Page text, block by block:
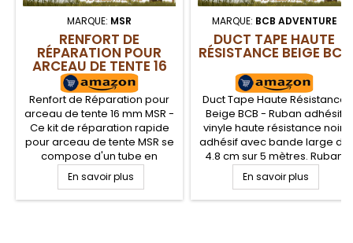
MARQUE: MSR
RENFORT DE
RÉPARATION POUR
ARCEAU DE TENTE 16
MM MSR
Renfort de Réparation pour
arceau de tente 16 mm MSR -
Ce kit de réparation rapide
pour arceau de tente MSR se
compose d'un tube en
aluminium à positionner sur
le point de rupture de votre
arceau de tente randonnée
En savoir plus
MARQUE: BCB ADVENTURE
DUCT TAPE HAUTE
RÉSISTANCE BEIGE BCB
Duct Tape Haute Résistance
Beige BCB - Ruban adhésif
vinyle haute résistance noir,
adhésif avec bande large de
4.8 cm sur 5 mètres. Ruban
adhésif qui vous sera d'une
grande utilité pour tous vos
travaux à la maison, vos
En savoir plus